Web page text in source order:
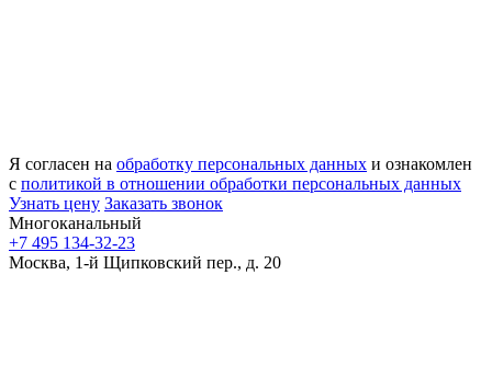
Я согласен на обработку персональных данных и ознакомлен
с политикой в отношении обработки персональных данных
Узнать цену Заказать звонок
Многоканальный
+7 495 134-32-23
Москва, 1-й Щипковский пер., д. 20